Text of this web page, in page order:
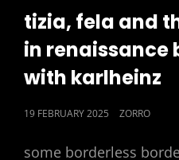
LINKS
tizia, fela and
in renaissance
with karlheinz
POSTED
19 FEBRUARY 2025 ZORRO
some borderless